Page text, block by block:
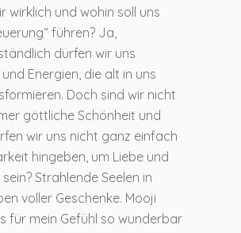
wirklich und wohin soll uns
führen? Ja,
dürfen wir uns
und Energien, die alt in uns
Doch sind wir nicht
göttliche Schönheit und
wir uns nicht ganz einfach
hingeben, um Liebe und
Strahlende Seelen in
voller Geschenke. Mooji
für mein Gefühl so wunderbar